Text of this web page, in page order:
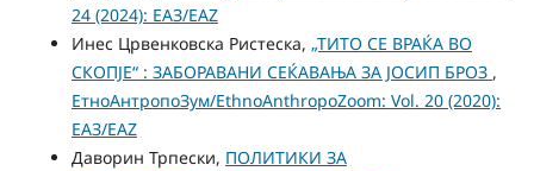
24 (2024): ЕАЗ/EAZ
Инес Црвенковска Ристеска, „ТИТО СЕ ВРАЌА ВО
СКОПЈЕ“ : ЗАБОРАВАНИ СЕЌАВАЊА ЗА ЈОСИП БРОЗ ,
ЕтноАнтропоЗум/EthnoAnthropoZoom: Vol. 20 (2020):
ЕАЗ/EAZ
Даворин Трпески, ПОЛИТИКИ ЗА